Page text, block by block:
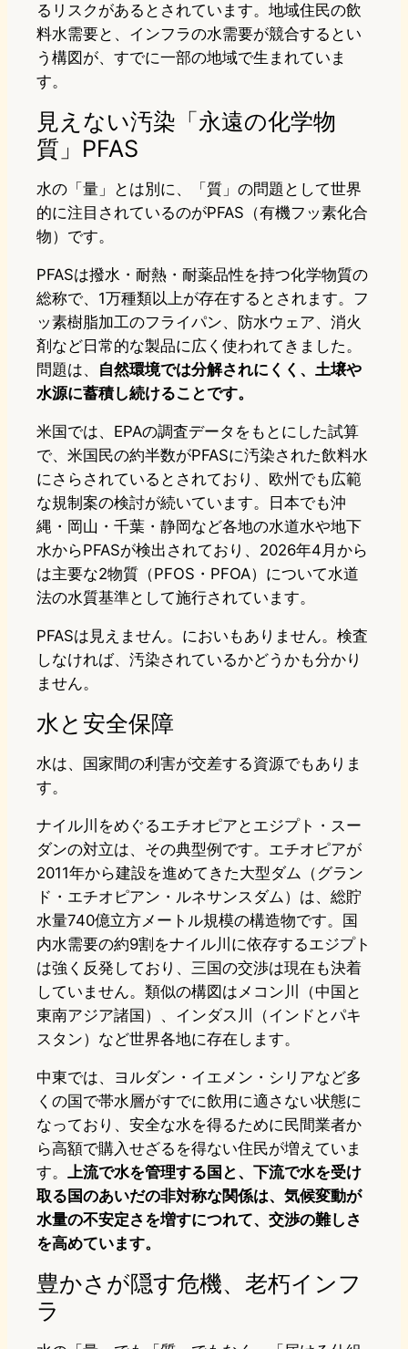
るリスクがあるとされています。地域住民の飲
料水需要と、インフラの水需要が競合するとい
う構図が、すでに一部の地域で生まれていま
す。
見えない汚染「永遠の化学物
質」PFAS
水の「量」とは別に、「質」の問題として世界
的に注目されているのがPFAS（有機フッ素化合
物）です。
PFASは撥水・耐熱・耐薬品性を持つ化学物質の
総称で、1万種類以上が存在するとされます。フ
ッ素樹脂加工のフライパン、防水ウェア、消火
剤など日常的な製品に広く使われてきました。
問題は、 自然環境では分解されにくく、土壌や
水源に蓄積し続けることです。
米国では、EPAの調査データをもとにした試算
で、米国民の約半数がPFASに汚染された飲料水
にさらされているとされており、欧州でも広範
な規制案の検討が続いています。日本でも沖
縄・岡山・千葉・静岡など各地の水道水や地下
水からPFASが検出されており、2026年4月から
は主要な2物質（PFOS・PFOA）について水道
法の水質基準として施行されています。
PFASは見えません。においもありません。検査
しなければ、汚染されているかどうかも分かり
ません。
水と安全保障
水は、国家間の利害が交差する資源でもありま
す。
ナイル川をめぐるエチオピアとエジプト・スー
ダンの対立は、その典型例です。エチオピアが
2011年から建設を進めてきた大型ダム（グラン
ド・エチオピアン・ルネサンスダム）は、総貯
水量740億立方メートル規模の構造物です。国
内水需要の約9割をナイル川に依存するエジプト
は強く反発しており、三国の交渉は現在も決着
していません。類似の構図はメコン川（中国と
東南アジア諸国）、インダス川（インドとパキ
スタン）など世界各地に存在します。
中東では、ヨルダン・イエメン・シリアなど多
くの国で帯水層がすでに飲用に適さない状態に
なっており、安全な水を得るために民間業者か
ら高額で購入せざるを得ない住民が増えていま
す。 上流で水を管理する国と、下流で水を受け
取る国のあいだの非対称な関係は、気候変動が
水量の不安定さを増すにつれて、交渉の難しさ
を高めています。
豊かさが隠す危機、老朽インフ
ラ